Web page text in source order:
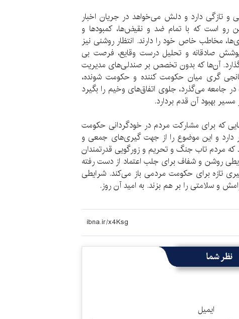
و تازگی دارد و دلش می‌خواهد در جریان اخبار
رو است که با تمام ضد و نقیض‌ها، کمبودها و
مخاطب خاص خود را دارند. انتظار روشنی نیز
صادقانه و تحلیل درست وقایع، فرصت بی
آن‌ها که بدون تخصص بر صندلی‌های مدیریت
گری میان حکومت کننده و حکومت شونده،
جامعه می‌گذرد، جلوی اتفاق‌های وخیم را بگیرد
بهبود آن قدم بردارد.
که برای مشارکت مردم در خودگردانی حکومت
دارد و این موضوع را از جهت گیری‌های جمعی و
مردم تاب جنگ و تحریم و زورگویی قدرتمندان
روشن و شفاف برای جلب اعتماد از دست رفته
تازه برای حکومت مردمی‌ باز می‌کند. شرایطی
و سلامتی را بر هم بزند. به امید آن روز.
نظر شما
ایمیل